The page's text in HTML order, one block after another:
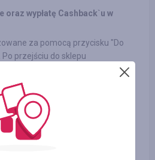
oraz wypłatę Cashback`u w
za pomocą przycisku "Do
przejściu do sklepu
niż 4 godziny, a zamówienie
strony sklepu.
wchodziłeś na strony banerów
oraz do newsleterów sklepów
a także nie korzystałeś z kodów
bierze udział w programie